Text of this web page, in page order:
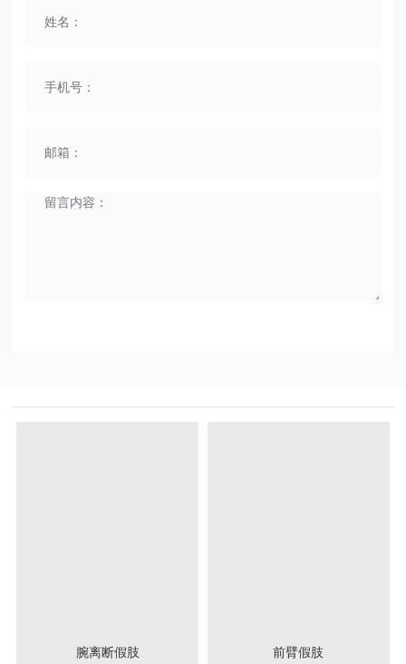
腕离断假肢 前臂假肢